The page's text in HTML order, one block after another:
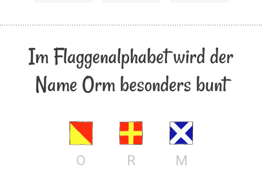
Im Flaggenalphabet wird der
Name Orm besonders bunt
O R M